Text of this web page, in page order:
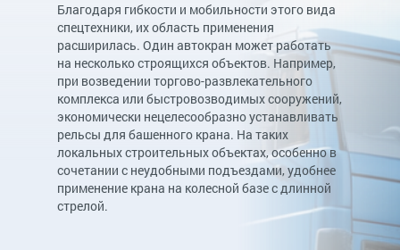
Благодаря гибкости и мобильности этого вида
спецтехники, их область применения
расширилась. Один автокран может работать
на несколько строящихся объектов. Например,
при возведении торгово-развлекательного
комплекса или быстровозводимых сооружений,
экономически нецелесообразно устанавливать
рельсы для башенного крана. На таких
локальных строительных объектах, особенно в
сочетании с неудобными подъездами, удобнее
применение крана на колесной базе с длинной
стрелой.